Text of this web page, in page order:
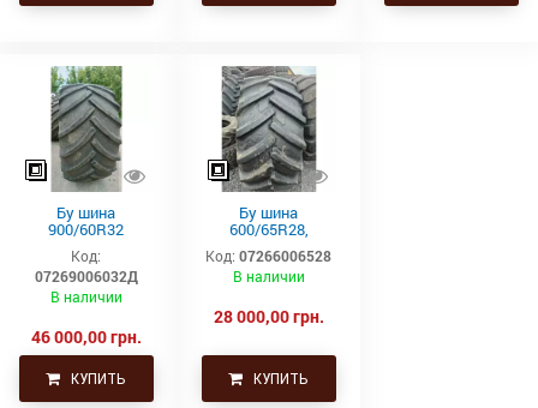
Бу шина
900/60R32
(35.5р32)
Continental SVT
Код:
07269006032Д
В наличии
46 000,00 грн.
КУПИТЬ
Бу шина
600/65R28,
600/65р28,
600х65х28
Uniglory (Униглори)
Код: 07266006528
В наличии
28 000,00 грн.
КУПИТЬ